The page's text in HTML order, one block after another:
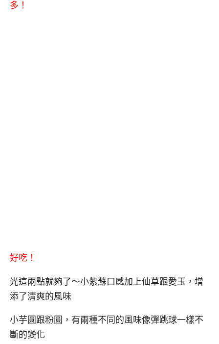
多！
好吃！
光這兩點就夠了～小紫蘇口感加上仙草跟愛玉，增
添了清爽的風味
小芋圓跟粉圓，有兩種不同的風味像彈跳球一樣不
斷的變化